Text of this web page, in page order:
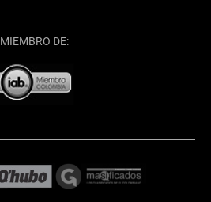
MIEMBRO DE: